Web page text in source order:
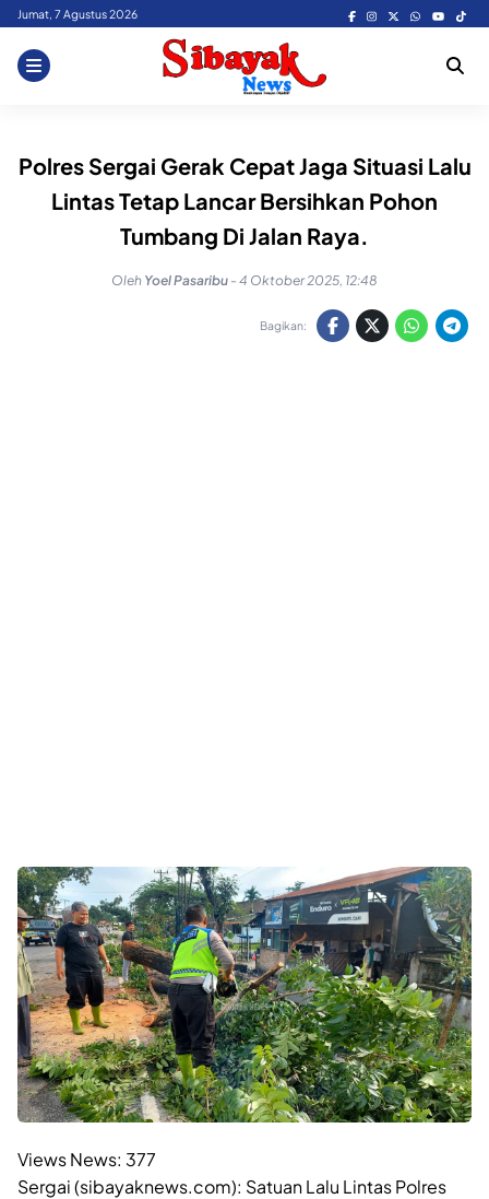
Skip
content
Jumat, 7 Agustus 2026
Polres Sergai Gerak Cepat Jaga Situasi Lalu
Lintas Tetap Lancar Bersihkan Pohon
Tumbang Di Jalan Raya.
Oleh Yoel Pasaribu - 4 Oktober 2025, 12:48
Bagikan:
Views News: 377
Sergai (sibayaknews.com): Satuan Lalu Lintas Polres